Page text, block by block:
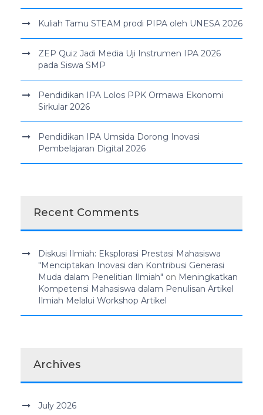
Kuliah Tamu STEAM prodi PIPA oleh UNESA 2026
ZEP Quiz Jadi Media Uji Instrumen IPA 2026
pada Siswa SMP
Pendidikan IPA Lolos PPK Ormawa Ekonomi
Sirkular 2026
Pendidikan IPA Umsida Dorong Inovasi
Pembelajaran Digital 2026
Recent Comments
Diskusi Ilmiah: Eksplorasi Prestasi Mahasiswa
"Menciptakan Inovasi dan Kontribusi Generasi
Muda dalam Penelitian Ilmiah" on Meningkatkan
Kompetensi Mahasiswa dalam Penulisan Artikel
Ilmiah Melalui Workshop Artikel
Archives
July 2026